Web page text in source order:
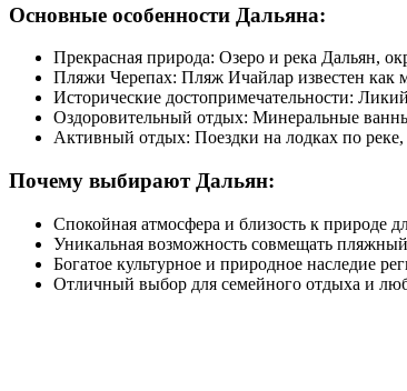
Основные особенности Дальяна:
Прекрасная природа: Озеро и река Дальян,
Пляжи Черепах: Пляж Ичайлар известен как
Исторические достопримечательности:
Оздоровительный отдых: Минеральные
Активный отдых: Поездки на лодках по
Почему выбирают Дальян:
Спокойная атмосфера и близость к природе
Уникальная возможность совмещать
Богатое культурное и природное наследие
Отличный выбор для семейного отдыха и